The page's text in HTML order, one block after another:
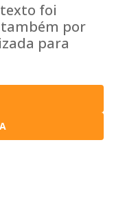
foi
por
para